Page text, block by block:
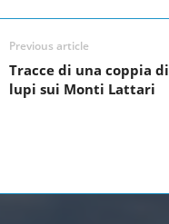
e
b
o
t
t
e
k
e
d
r
Previous article
Tracce di una coppia di
lupi sui Monti Lattari